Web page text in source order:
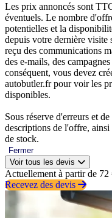
Les prix annoncés sont
éventuels. Le nombre
potentielles et la
depuis votre dernière visite
reçu des communications
des e-mails, des
conséquent, vous devez
autobutler.fr pour voir les
disponibles.
Sous réserve d'erreurs et
descriptions de l'offre, ainsi
de stock.
Fermer
Voir tous les devis
Actuellement à partir de 72
Recevez des devis